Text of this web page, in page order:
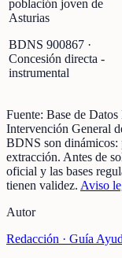
población joven de
Asturias
BDNS 900867 ·
Concesión directa -
instrumental
Fuente: Base de
Intervención General
BDNS son dinámicos:
extracción. Antes de
oficial y las bases
tienen validez. Aviso
Autor
Redacción · Guía